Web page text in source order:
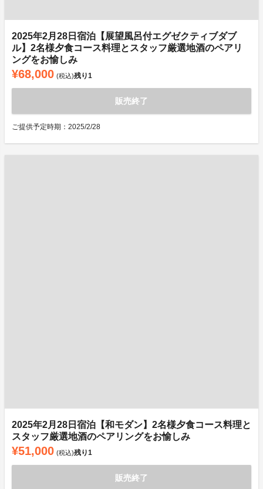
2025年2月28日宿泊【展望風呂付エグゼクティブダブ
ル】2名様夕食コース料理とスタッフ厳選地酒のペアリ
ングをお愉しみ
¥68,000 (税込)残り1
販売終了
ご提供予定時期：2025/2/28
2025年2月28日宿泊【和モダン】2名様夕食コース料理と
スタッフ厳選地酒のペアリングをお愉しみ
¥51,000 (税込)残り1
販売終了